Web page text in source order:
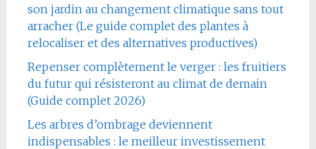
son jardin au changement climatique sans tout
arracher (Le guide complet des plantes à
relocaliser et des alternatives productives)
Repenser complètement le verger : les fruitiers
du futur qui résisteront au climat de demain
(Guide complet 2026)
Les arbres d’ombrage deviennent
indispensables : le meilleur investissement